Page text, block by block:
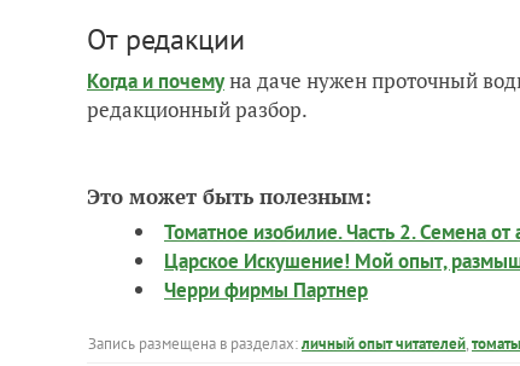
От редакции
Когда и почемуна даче нужен проточный
редакционный разбор.
Это может быть полезным:
Томатное изобилие. Часть 2. Семена
Царское Искушение! Мой опыт,
Черри фирмы Партнер
Запись размещена в разделах:личный опыт читателей,